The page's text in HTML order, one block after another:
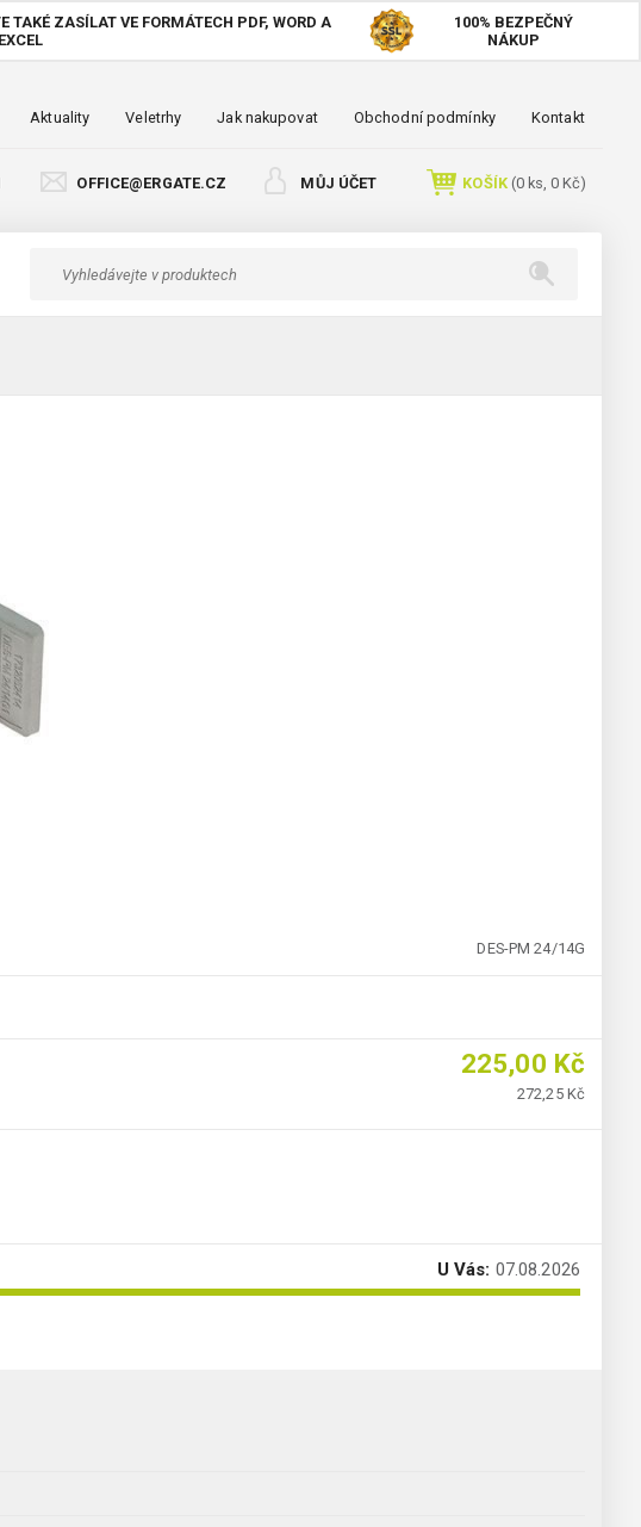
TAKÉ ZASÍLAT VE FORMÁTECH PDF, WORD A
EXCEL
100% BEZPEČNÝ
NÁKUP
Aktuality Veletrhy Jak nakupovat Obchodní podmínky Kontakt
OFFICE@ERGATE.CZ MŮJ ÚČET KOŠÍK(0ks, 0 Kč)
DES-PM 24/14G
225,00 Kč
272,25 Kč
U Vás: 07.08.2026